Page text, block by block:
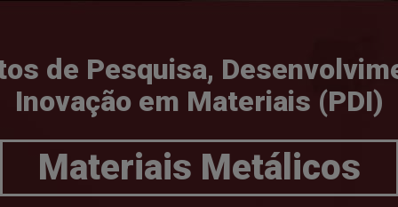
de Pesquisa,
Inovação em Materiais (PDI)
Materiais Metálicos